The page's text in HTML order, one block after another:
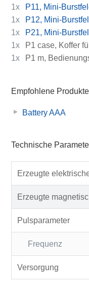
1x
P11, Mini-
1x
P12, Mini-
1x
P21, Mini-
1x
P1 case, Koffer
1x
P1 m,
Empfohlene Produkte
Battery AAA
Technische
Erzeugte
Erzeugte
Pulsparameter
Frequenz
Versorgung